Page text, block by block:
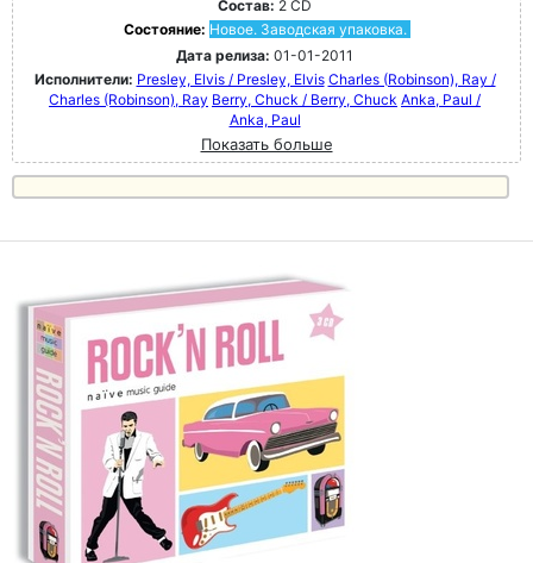
Состав: 2 CD
Состояние: Новое. Заводская упаковка.
Дата релиза: 01-01-2011
Исполнители: Presley, Elvis / Presley, Elvis Charles (Robinson), Ray /
Charles (Robinson), Ray Berry, Chuck / Berry, Chuck Anka, Paul /
Anka, Paul
Показать больше